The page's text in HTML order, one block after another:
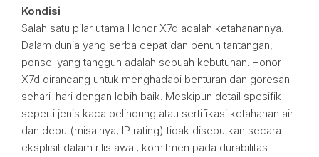
Kondisi
Salah satu pilar utama Honor X7d adalah ketahanannya.
Dalam dunia yang serba cepat dan penuh tantangan,
ponsel yang tangguh adalah sebuah kebutuhan. Honor
X7d dirancang untuk menghadapi benturan dan goresan
sehari-hari dengan lebih baik. Meskipun detail spesifik
seperti jenis kaca pelindung atau sertifikasi ketahanan air
dan debu (misalnya, IP rating) tidak disebutkan secara
eksplisit dalam rilis awal, komitmen pada durabilitas